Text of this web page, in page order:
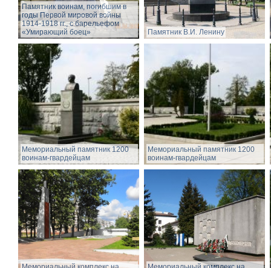
Памятник воинам, погибшим в
годы Первой мировой войны
1914-1918 гг., с барельефом
«Умирающий боец»
Памятник В.И. Ленину
Мемориальный памятник 1200
воинам-гвардейцам
Мемориальный памятник 1200
воинам-гвардейцам